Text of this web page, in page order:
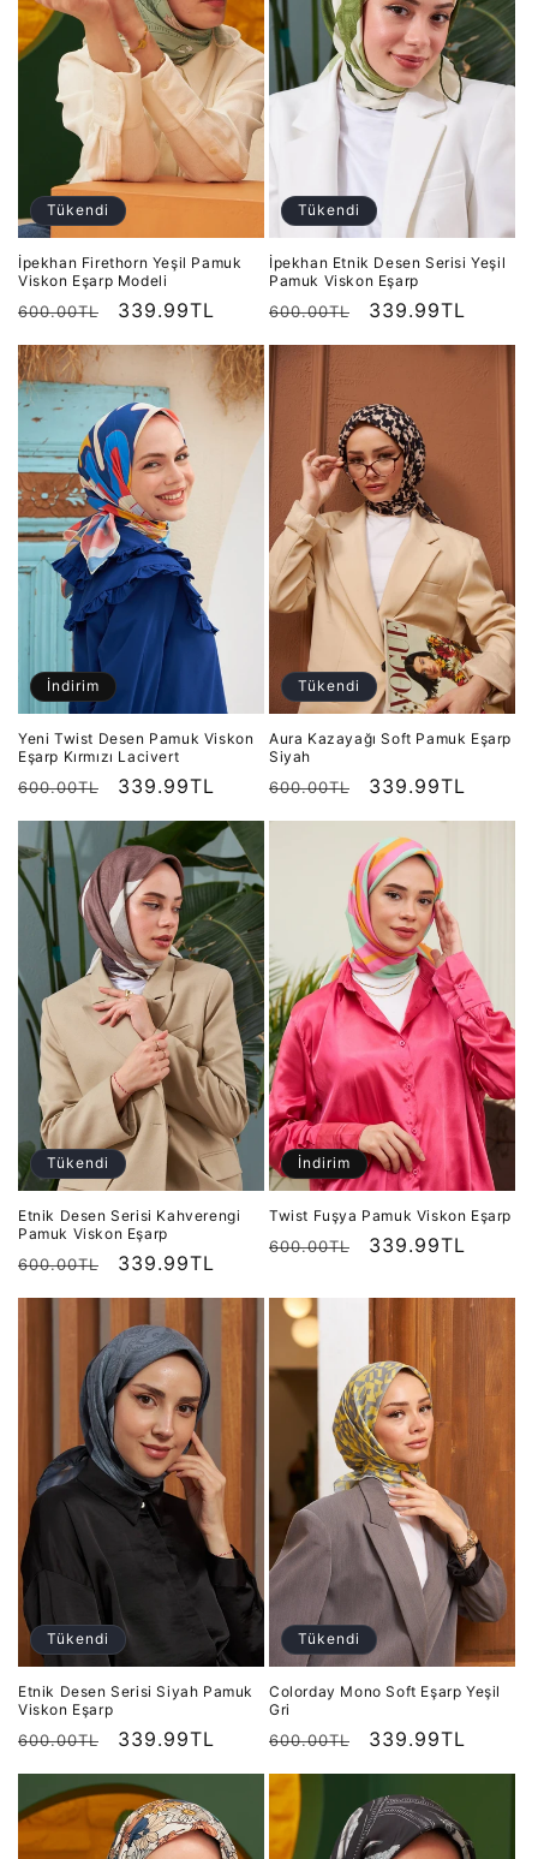
Tükendi
İpekhan Firethorn Yeşil Pamuk
Viskon Eşarp Modeli
Normal
600.00TL
İndirimli
339.99TL
Tükendi
İpekhan Etnik Desen Serisi Yeşil
Pamuk Viskon Eşarp
Normal
600.00TL
İndirimli
339.99TL
İndirim
Yeni Twist Desen Pamuk Viskon
Eşarp Kırmızı Lacivert
Normal
fiyat
600.00TL
İndirimli
fiyat
339.99TL
Tükendi
Aura Kazayağı Soft Pamuk Eşarp
Siyah
Normal
fiyat
600.00TL
İndirimli
fiyat
339.99TL
Tükendi
Etnik Desen Serisi Kahverengi
Pamuk Viskon Eşarp
Normal
600.00TL
İndirimli
339.99TL
İndirim
Twist Fuşya Pamuk Viskon Eşarp
Normal
600.00TL
İndirimli
339.99TL
Tükendi
Etnik Desen Serisi Siyah Pamuk
Viskon Eşarp
Normal
fiyat
600.00TL
İndirimli
fiyat
339.99TL
Tükendi
Colorday Mono Soft Eşarp Yeşil
Gri
Normal
fiyat
600.00TL
İndirimli
fiyat
339.99TL